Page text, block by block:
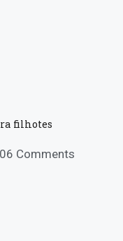
filhotes
Comments